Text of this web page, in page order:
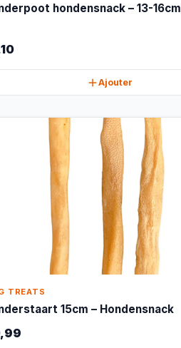
hondensnack – 13-16cm
Ajouter
TREATS
15cm – Hondensnack